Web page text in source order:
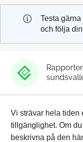
Testa
och följa
Vi strävar hela tiden
tillgänglighet. Om
beskrivna på den